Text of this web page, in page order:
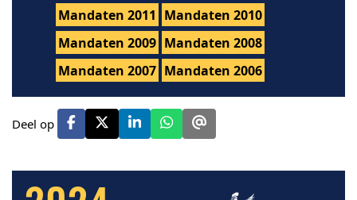
Mandaten 2011 Mandaten 2010
Mandaten 2009 Mandaten 2008
Mandaten 2007 Mandaten 2006
Deel op